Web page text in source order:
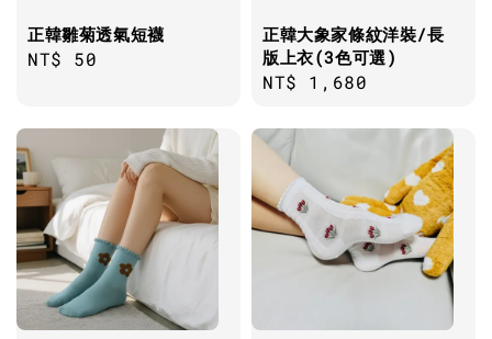
正韓雛菊透氣短襪
Regular
NT$ 50
正韓大象家條紋洋裝/長
版上衣(3色可選)
Regular
NT$ 1,680